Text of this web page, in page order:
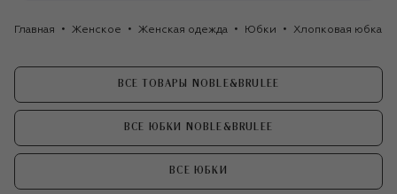
Главная Женское Женская одежда Юбки Хлопковая юбка
ВСЕ ТОВАРЫ NOBLE&BRULEE
ВСЕ ЮБКИ NOBLE&BRULEE
ВСЕ ЮБКИ